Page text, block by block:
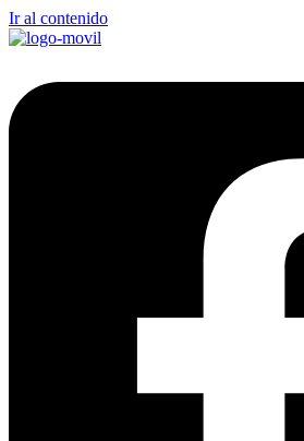
Ir al contenido